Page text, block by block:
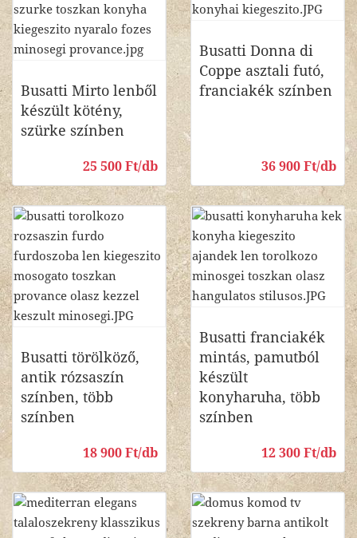
Busatti Mirto lenből
készült kötény,
szürke színben
25 500 Ft/db
Busatti Donna di
Coppe asztali futó,
franciakék színben
36 900 Ft/db
Busatti törölköző,
antik rózsaszín
színben, több
színben
18 900 Ft/db
Busatti franciakék
mintás, pamutból
készült
konyharuha, több
színben
12 300 Ft/db